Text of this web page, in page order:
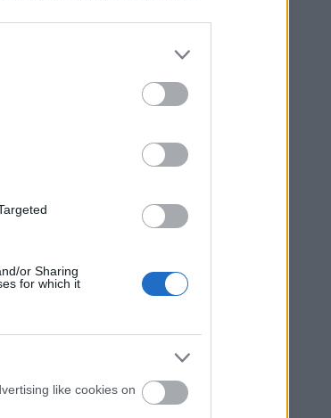
or Sharing
for which it
like cookies on